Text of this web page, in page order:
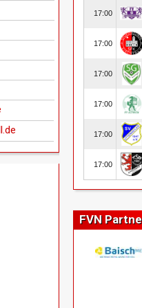
FVN